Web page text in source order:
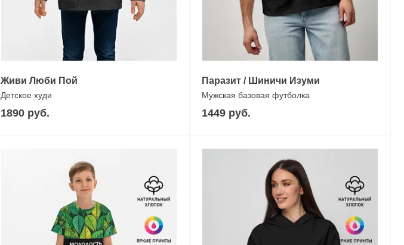
Живи Люби Пой
Детское худи
1890 руб.
Паразит / Шиничи Изуми
Мужская базовая футболка
1449 руб.